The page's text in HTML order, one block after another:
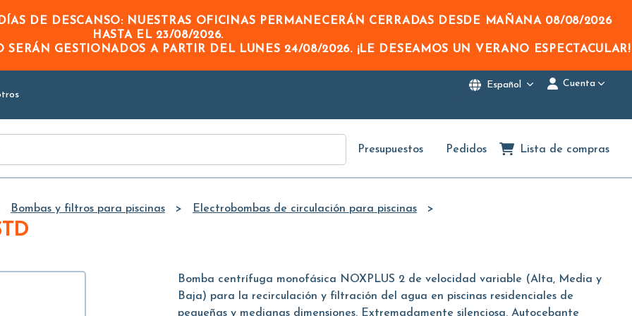
Main
Content
DE DESCANSO: NUESTRAS OFICINAS PERMANECERÁN CERRADAS DESDE MAÑANA 08/08/2026
HASTA EL 23/08/2026.
SERÁN GESTIONADOS A PARTIR DEL LUNES 24/08/2026. ¡LE DESEAMOS UN VERANO ESPECTACULAR!
Español Cuenta
Presupuestos Pedidos Lista de compras
Bombas y filtros para piscinas Electrobombas de circulación para piscinas
Bomba centrífuga monofásica NOXPLUS 2 de velocidad variable (Alta, Media y
Baja) para la recirculación y filtración del agua en piscinas residenciales de
pequeñas y medianas dimensiones. Extremadamente silenciosa. Autocebante